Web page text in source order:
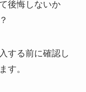
後悔しないか
する前に確認し
す。